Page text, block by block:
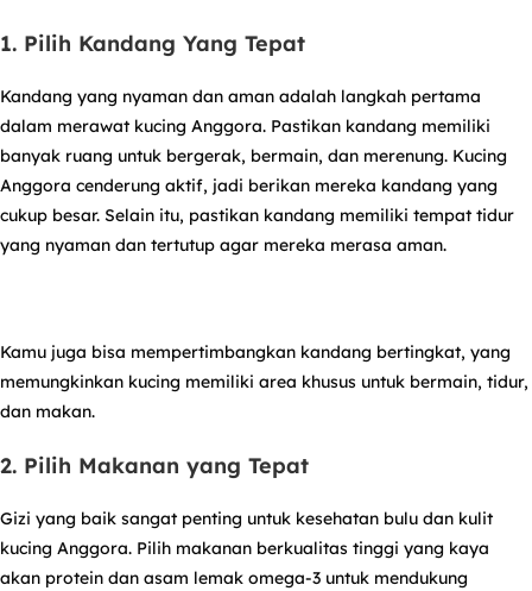
1. Pilih Kandang Yang Tepat
Kandang yang nyaman dan aman adalah langkah pertama
dalam merawat kucing Anggora. Pastikan kandang memiliki
banyak ruang untuk bergerak, bermain, dan merenung. Kucing
Anggora cenderung aktif, jadi berikan mereka kandang yang
cukup besar. Selain itu, pastikan kandang memiliki tempat tidur
yang nyaman dan tertutup agar mereka merasa aman.
Kamu juga bisa mempertimbangkan kandang bertingkat, yang
memungkinkan kucing memiliki area khusus untuk bermain, tidur,
dan makan.
2. Pilih Makanan yang Tepat
Gizi yang baik sangat penting untuk kesehatan bulu dan kulit
kucing Anggora. Pilih makanan berkualitas tinggi yang kaya
akan protein dan asam lemak omega-3 untuk mendukung